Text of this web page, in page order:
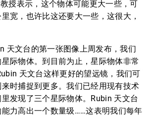
授表示，这个物体可能更大一些，可
宽，也许比这还要大一些，这很大，
天文台的第一张图像上周发布，我们
际物体。到目前为止，星际物体非常
天文台这样更好的望远镜，我们可
时捕捉到更多。我们已经用现有技术
发现了三个星际物体。Rubin 天文台
力高出一个数量级……这表明我们每年